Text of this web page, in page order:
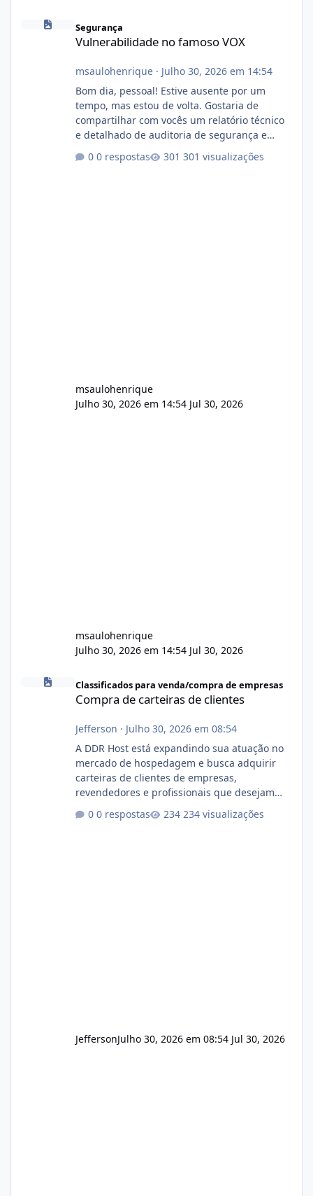
Segurança
Vulnerabilidade no famoso VOX
msaulohenrique· Julho 30, 2026 em 14:54
Bom dia, pessoal! Estive ausente por um
tempo, mas estou de volta. Gostaria de
compartilhar com vocês um relatório técnico
e detalhado de auditoria de segurança e
atualmente em circulação e comercialização
0 respostas 301 visualizações
msaulohenrique
Julho 30, 2026 em 14:54 Jul 30, 2026
msaulohenrique
Julho 30, 2026 em 14:54 Jul 30, 2026
Compra de carteiras de clientes
Classificados para venda/compra de empresas
Compra de carteiras de clientes
Jefferson · Julho 30, 2026 em 08:54
A DDR Host está expandindo sua atuação no
mercado de hospedagem e busca adquirir
carteiras de clientes de empresas,
revendedores e profissionais que desejam
encerrar suas atividades ou reduzir sua
operação. Se você possui clientes ativos de
0 respostas 234 visualizações
JeffersonJulho 30, 2026 em 08:54 Jul 30, 2026